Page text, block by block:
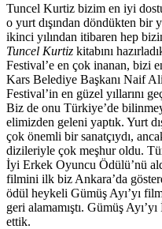
Tuncel Kurtiz bizim en iyi
o yurt dışından döndükten bir
ikinci yılından itibaren hep
Tuncel Kurtiz kitabını
Festival’e en çok inanan, bizi
Kars Belediye Başkanı Naif
Festival’in en güzel yıllarını
Biz de onu Türkiye’de
elimizden geleni yaptık. Yurt
çok önemli bir sanatçıydı,
dizileriyle çok meşhur oldu.
İyi Erkek Oyuncu Ödülü’nü
filmini ilk biz Ankara’da
ödül heykeli Gümüş Ayı’yı
geri alamamıştı. Gümüş
ettik.